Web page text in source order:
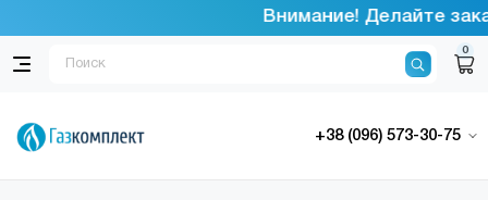
Внимание! Делайте
0
+38 (096) 573-30-75